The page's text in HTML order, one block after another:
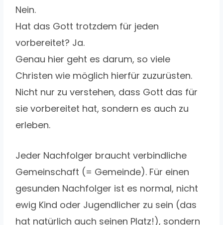
Nein.
Hat das Gott trotzdem für jeden
vorbereitet? Ja.
Genau hier geht es darum, so viele
Christen wie möglich hierfür zuzurüsten.
Nicht nur zu verstehen, dass Gott das für
sie vorbereitet hat, sondern es auch zu
erleben.
Jeder Nachfolger braucht verbindliche
Gemeinschaft (= Gemeinde). Für einen
gesunden Nachfolger ist es normal, nicht
ewig Kind oder Jugendlicher zu sein (das
hat natürlich auch seinen Platz!), sondern